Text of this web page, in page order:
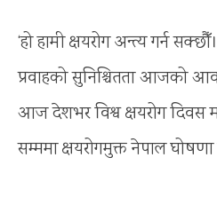
‘हो हामी क्षयरोग अन्त्य गर्न
प्रवाहको सुनिश्चितता आजको
आज देशभर विश्व क्षयरोग दिवस
सम्ममा क्षयरोगमुक्त नेपाल घोषणा